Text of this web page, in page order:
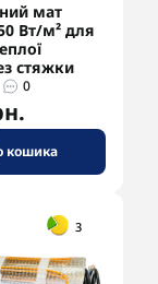
мат
Вт/м² для
стяжки
0
кошика
3
-5% в корзині